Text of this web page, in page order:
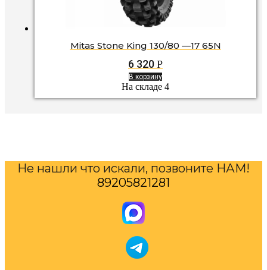
Mitas Stone King 130/80 —17 65N
6 320 Р
В корзину
На складе 4
Не нашли что искали, позвоните НАМ!
89205821281